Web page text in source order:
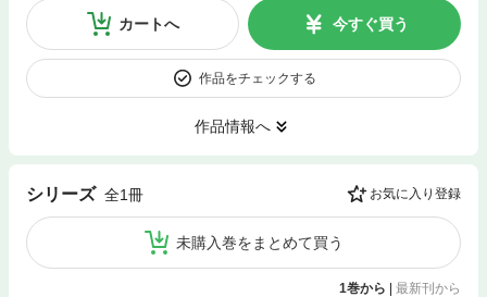
カートへ 今すぐ買う
作品をチェックする
作品情報へ
シリーズ 全1冊 お気に入り登録
未購入巻をまとめて買う
1巻から | 最新刊から